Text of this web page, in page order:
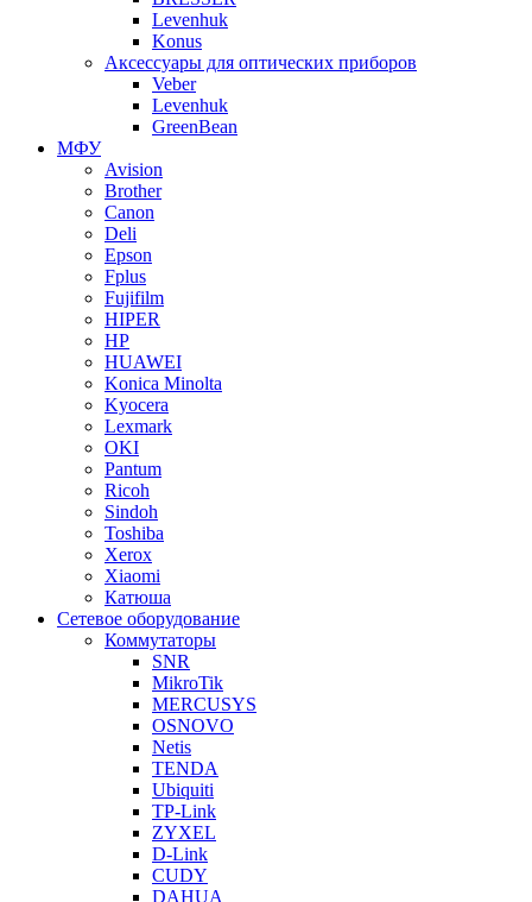
Levenhuk
Konus
Аксессуары для оптических приборов
Veber
Levenhuk
GreenBean
МФУ
Avision
Brother
Canon
Deli
Epson
Fplus
Fujifilm
HIPER
HP
HUAWEI
Konica Minolta
Kyocera
Lexmark
OKI
Pantum
Ricoh
Sindoh
Toshiba
Xerox
Xiaomi
Катюша
Сетевое оборудование
Коммутаторы
SNR
MikroTik
MERCUSYS
OSNOVO
Netis
TENDA
Ubiquiti
TP-Link
ZYXEL
D-Link
CUDY
DAHUA